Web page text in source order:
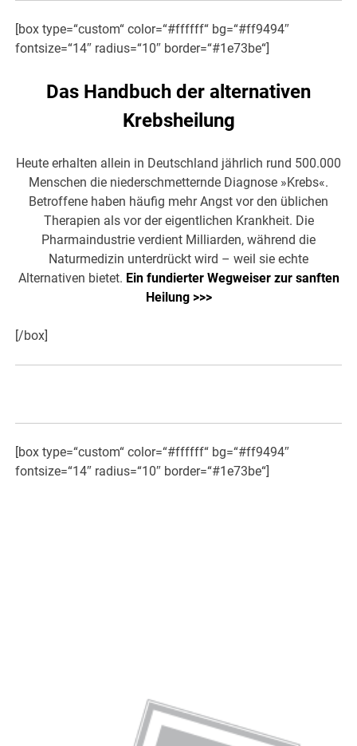
[box type=“custom“ color=“#ffffff“ bg=“#ff9494″
fontsize=“14″ radius=“10″ border=“#1e73be“]
Das Handbuch der alternativen
Krebsheilung
Heute erhalten allein in Deutschland jährlich rund 500.000
Menschen die niederschmetternde Diagnose »Krebs«.
Betroffene haben häufig mehr Angst vor den üblichen
Therapien als vor der eigentlichen Krankheit. Die
Pharmaindustrie verdient Milliarden, während die
Naturmedizin unterdrückt wird – weil sie echte
Alternativen bietet. Ein fundierter Wegweiser zur sanften
Heilung >>>
[/box]
[box type=“custom“ color=“#ffffff“ bg=“#ff9494″
fontsize=“14″ radius=“10″ border=“#1e73be“]